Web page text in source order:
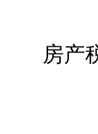
房产税